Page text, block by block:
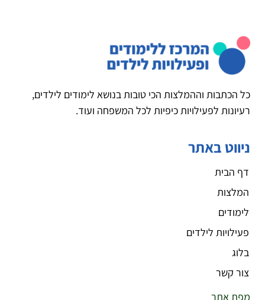
כל הכתבות וההמלצות הכי טובות בנושא לימודים לילדים,
רעיונות לפעילויות כיפיות לכל המשפחה ועוד.
ניווט באתר
דף הבית
המלצות
לימודים
פעילויות לילדים
בלוג
צור קשר
מפת אתר